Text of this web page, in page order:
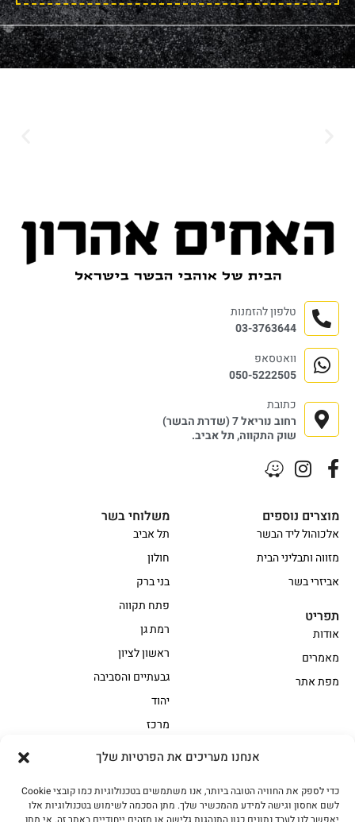
אנחנו מעריכים את הפרטיות שלך
כדי לספק את החוויה הטובה ביותר, אנו משתמשים בטכנולוגיות כמו קובצי Cookie
לשם אחסון וגישה למידע מהמכשיר שלך. מתן הסכמה לשימוש בטכנולוגיות אלו
אווז
בשר בקר משובח
בשר בקר עגלה משובח
בשר למעשנת
משלוחי בשר
תל אביב
חולון
בני ברק
פתח תקווה
רמת גן
ראשון לציון
גבעתיים והסביבה
יהוד
מרכז
מוצרים נוספים
אלכוהול ליד הבשר
מזווה ותבליני הבית
אביזרי בשר
תפריט
אודות
מאמרים
מפת אתר
טלפון להזמנות
03-3763644
וואטסאפ
050-5222505
כתובת
רחוב נוריאל 7 (שדרת הבשר)
שוק התקווה, תל אביב.